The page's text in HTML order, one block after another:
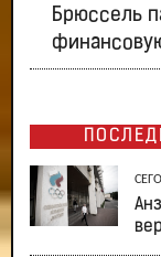
Брюссель